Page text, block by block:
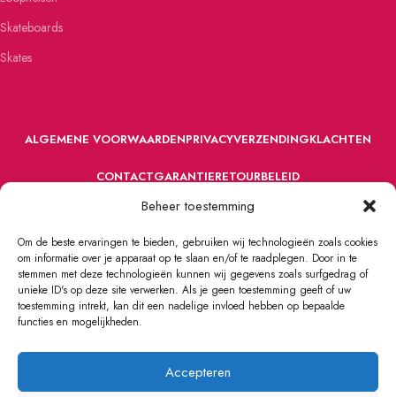
Beheer toestemming
Om de beste ervaringen te bieden, gebruiken wij technologieën zoals cookies
om informatie over je apparaat op te slaan en/of te raadplegen. Door in te
stemmen met deze technologieën kunnen wij gegevens zoals surfgedrag of
unieke ID's op deze site verwerken. Als je geen toestemming geeft of uw
toestemming intrekt, kan dit een nadelige invloed hebben op bepaalde
functies en mogelijkheden.
Accepteren
Skateboards
Skates
ALGEMENE VOORWAARDENPRIVACYVERZENDINGKLACHTEN
CONTACTGARANTIERETOURBELEID
VOORDEFUN.NL 2022 Powered by Handelsonderneming MELS.